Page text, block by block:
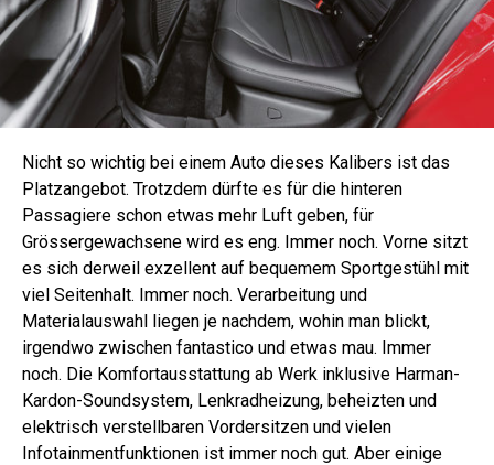
Nicht so wichtig bei einem Auto dieses Kalibers ist das
Platzangebot. Trotzdem dürfte es für die hinteren
Passagiere schon etwas mehr Luft geben, für
Grössergewachsene wird es eng. Immer noch. Vorne sitzt
es sich derweil exzellent auf bequemem Sportgestühl mit
viel Seitenhalt. Immer noch. Verarbeitung und
Materialauswahl liegen je nachdem, wohin man blickt,
irgendwo zwischen fantastico und etwas mau. Immer
noch. Die Komfortausstattung ab Werk inklusive Harman-
Kardon-Soundsystem, Lenkradheizung, beheizten und
elektrisch verstellbaren Vordersitzen und vielen
Infotainmentfunktionen ist immer noch gut. Aber einige